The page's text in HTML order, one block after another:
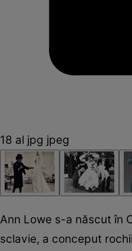
18 al jpg jpeg
Ann Lowe s-a născut în
sclavie, a conceput